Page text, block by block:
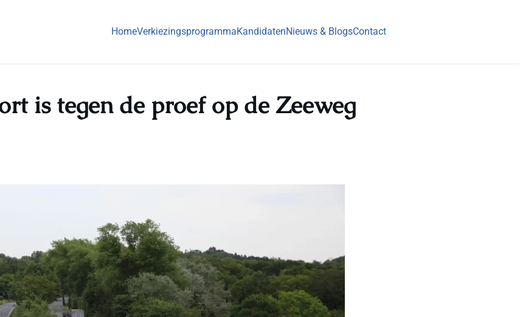
HomeVerkiezingsprogrammaKandidatenNieuws & BlogsContact
is tegen de proef op de Zeeweg